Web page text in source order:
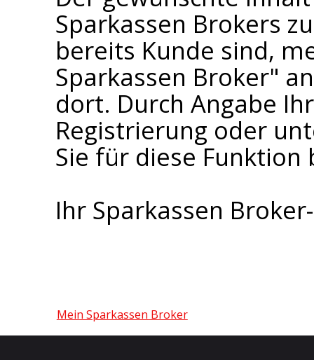
Sparkassen Brokers
bereits Kunde sind,
Sparkassen Broker"
dort. Durch Angabe
Registrierung oder
Sie für diese Funktion
Ihr Sparkassen
Mein Sparkassen Broker